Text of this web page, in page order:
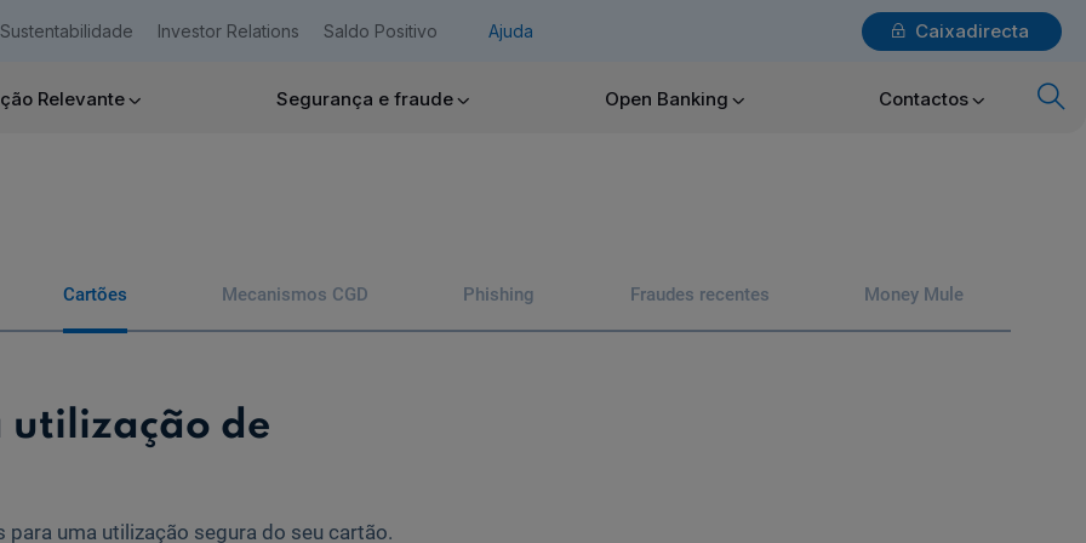
Sustentabilidade Investor Relations Saldo Positivo Ajuda Caixadirecta
Login
x
Ajuda Empresas
Ajuda Particulares
Relevante Segurança e fraude Open Banking Contactos
Cartões Mecanismos CGD Phishing Fraudes recentes Money Mule
utilização de
uma utilização segura do seu cartão.